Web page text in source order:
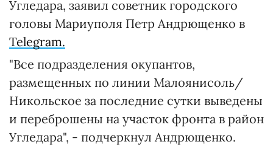
Угледара, заявил советник городского
головы Мариуполя Петр Андрющенко в
Telegram.
"Все подразделения окупантов,
размещенных по линии Малоянисоль/
Никольское за последние сутки выведены
и переброшены на участок фронта в район
Угледара", - подчеркнул Андрющенко.